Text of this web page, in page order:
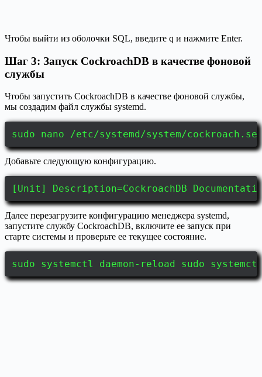
Чтобы выйти из оболочки SQL, введите q и нажмите Enter.
Шаг 3: Запуск CockroachDB в качестве фоновой
службы
Чтобы запустить CockroachDB в качестве фоновой службы,
мы создадим файл службы systemd.
sudo nano /etc/systemd/system/
Добавьте следующую конфигурацию.
[Unit] Description=CockroachDB
Далее перезагрузите конфигурацию менеджера systemd,
запустите службу CockroachDB, включите ее запуск при
старте системы и проверьте ее текущее состояние.
sudo systemctl daemon-reload sudo